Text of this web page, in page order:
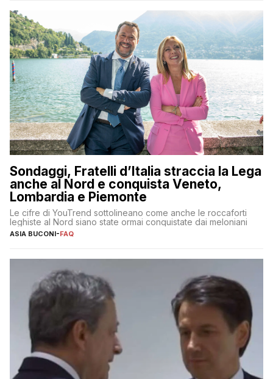
Sondaggi, Fratelli d’Italia straccia la Lega
anche al Nord e conquista Veneto,
Lombardia e Piemonte
Le cifre di YouTrend sottolineano come anche le roccaforti
leghiste al Nord siano state ormai conquistate dai meloniani
ASIA BUCONI-FAQ